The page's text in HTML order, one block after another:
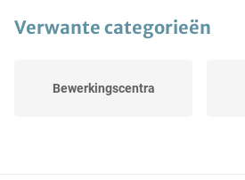
Verwante categorieën
Bewerkingscentra